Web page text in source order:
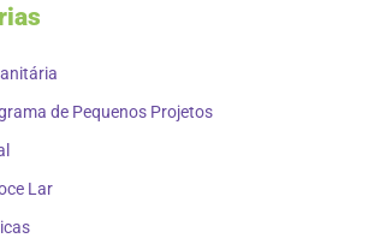
de Pequenos Projetos
Lar